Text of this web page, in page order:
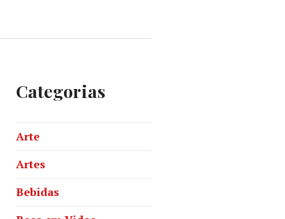
Categorias
Arte
Artes
Bebidas